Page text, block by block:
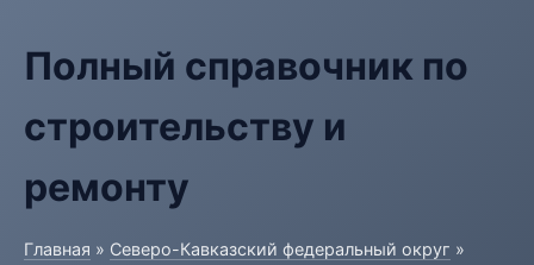
Полный справочник по
строительству и
ремонту
Главная » Северо-Кавказский федеральный округ »